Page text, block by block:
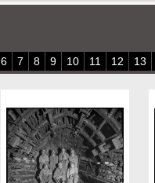
6 7 8 9 10 11 12 13